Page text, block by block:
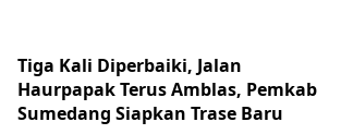
Tiga Kali Diperbaiki, Jalan
Haurpapak Terus Amblas, Pemkab
Sumedang Siapkan Trase Baru